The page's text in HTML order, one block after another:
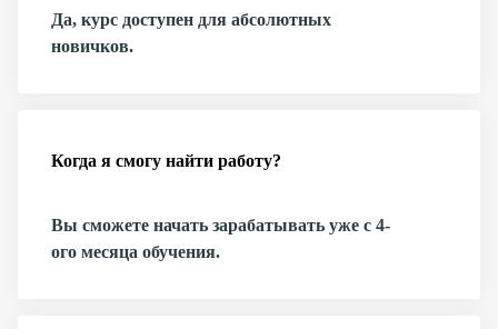
Да, курс доступен для абсолютных
новичков.
Когда я смогу найти работу?
Вы сможете начать зарабатывать уже с 4-
ого месяца обучения.